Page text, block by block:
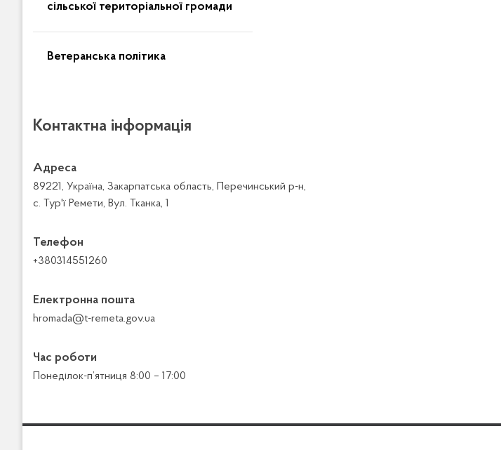
сільської територіальної громади
Ветеранська політика
Контактна інформація
Адреса
89221, Україна, Закарпатська область, Перечинський р-н,
с. Тур'ї Ремети, Вул. Тканка, 1
Телефон
+380314551260
Електронна пошта
hromada@t-remeta.gov.ua
Час роботи
Понеділок-п’ятниця 8:00 – 17:00